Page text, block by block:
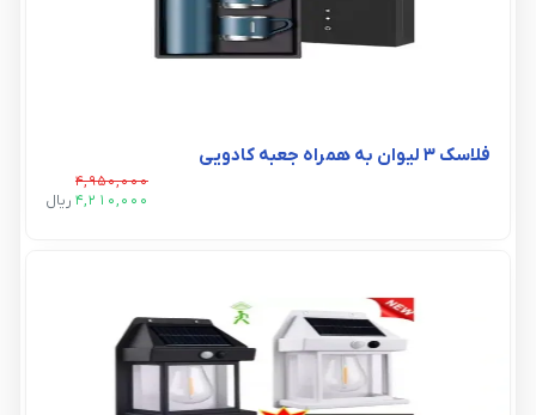
فلاسک 3 لیوان به همراه جعبه کادویی
4,950,000
4,210,000 ريال